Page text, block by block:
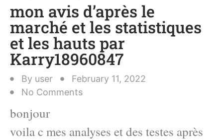
mon avis d’après le
marché et les statistiques
et les hauts par
Karry18960847
By user
February 11, 2022
No Comments
bonjour
voila c mes analyses et des testes après